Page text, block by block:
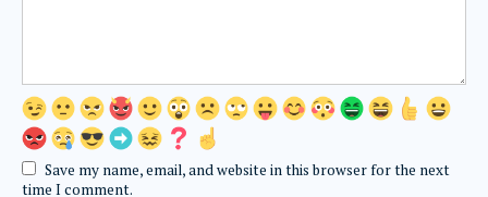
Save my name, email, and website in this browser for the next
time I comment.